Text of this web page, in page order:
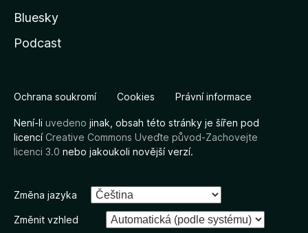
Bluesky
Podcast
Ochrana soukromí Cookies Právní informace
Není-li uvedeno jinak, obsah této stránky je šířen pod
licencíCreative Commons Uveďte původ-Zachovejte
licenci 3.0 nebo jakoukoli novější verzí.
Změna jazyka
Změnit vzhled